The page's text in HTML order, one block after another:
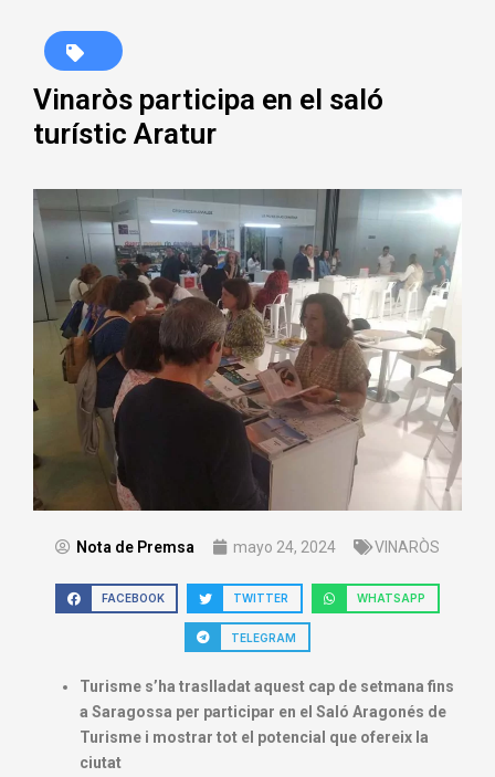
Vinaròs participa en el saló
turístic Aratur
Nota de Premsa mayo 24, 2024 VINARÒS
FACEBOOK TWITTER WHATSAPP
TELEGRAM
Turisme s’ha traslladat aquest cap de setmana fins
a Saragossa per participar en el Saló Aragonés de
Turisme i mostrar tot el potencial que ofereix la
ciutat